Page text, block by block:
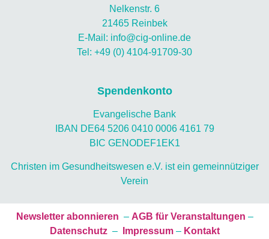
Nelkenstr. 6
21465 Reinbek
E-Mail: info@cig-online.de
Tel: +49 (0) 4104-91709-30
Spendenkonto
Evangelische Bank
IBAN DE64 5206 0410 0006 4161 79
BIC GENODEF1EK1
Christen im Gesundheitswesen e.V. ist ein gemeinnütziger
Verein
Newsletter abonnieren – AGB für Veranstaltungen –
Datenschutz– Impressum– Kontakt